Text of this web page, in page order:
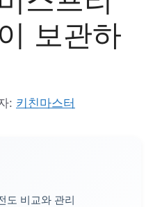
보관하
: 키친마스터
도 비교와 관리